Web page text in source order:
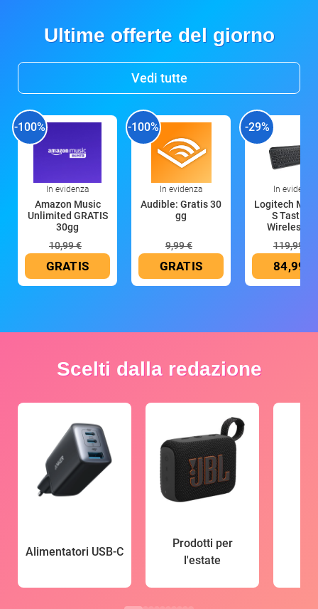
Ultime offerte del giorno
Vedi tutte
-100%
In evidenza
Amazon Music
Unlimited GRATIS
30gg
10,99 €
GRATIS
-100%
In evidenza
Audible: Gratis 30
gg
9,99 €
GRATIS
-29%
In evidenza
Logitech MX
S Tastiera
Wireless
119,99 €
84,99 €
Scelti dalla redazione
Alimentatori USB-C
Prodotti per
l'estate